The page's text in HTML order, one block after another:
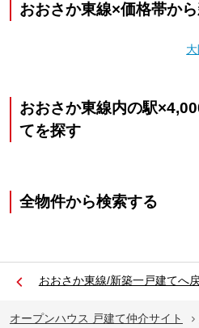
おおさか東線×価格帯か
おおさか東線内の駅
てを探す
全物件から検索する
おおさか東線/新築一戸建てへ
オープンハウス 戸建て仲介サイト